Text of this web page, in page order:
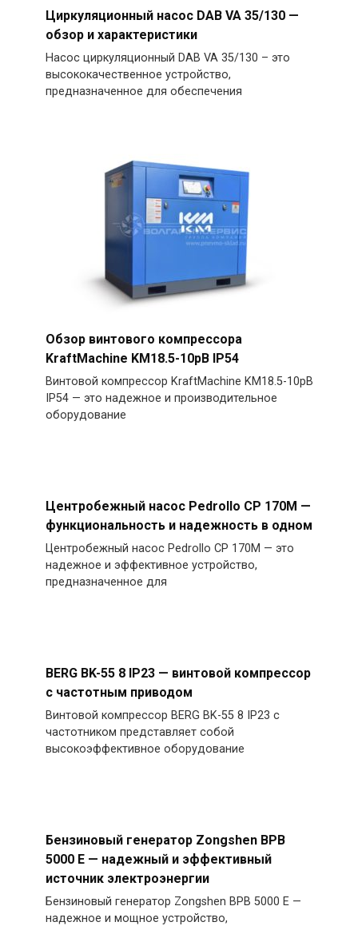
Циркуляционный насос DAB VA 35/130 —
обзор и характеристики
Насос циркуляционный DAB VA 35/130 – это
высококачественное устройство,
предназначенное для обеспечения
Обзор винтового компрессора
KraftMachine KM18.5-10рВ IP54
Винтовой компрессор KraftMachine KM18.5-10рВ
IP54 — это надежное и производительное
оборудование
Центробежный насос Pedrollo CP 170M —
функциональность и надежность в одном
Центробежный насос Pedrollo CP 170M — это
надежное и эффективное устройство,
предназначенное для
BERG BK-55 8 IP23 — винтовой компрессор
с частотным приводом
Винтовой компрессор BERG BK-55 8 IP23 с
частотником представляет собой
высокоэффективное оборудование
Бензиновый генератор Zongshen BPB
5000 E — надежный и эффективный
источник электроэнергии
Бензиновый генератор Zongshen BPB 5000 E —
надежное и мощное устройство,